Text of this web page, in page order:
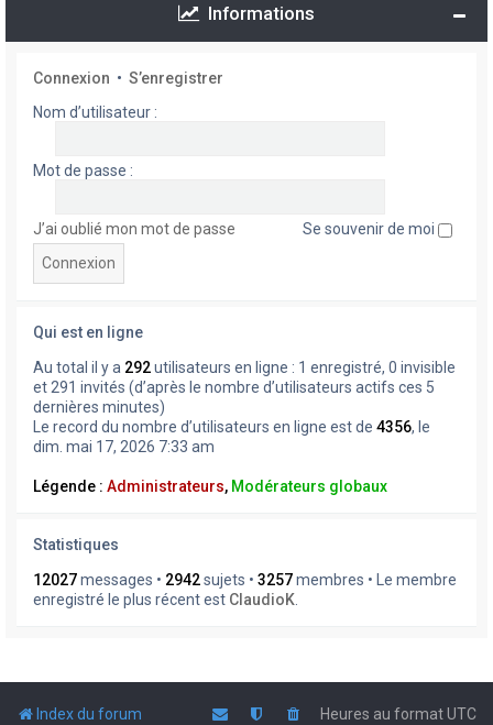
Informations
Connexion • S’enregistrer
Nom d’utilisateur :
Mot de passe :
J’ai oublié mon mot de passe Se souvenir de moi
Qui est en ligne
Au total il y a 292utilisateurs en ligne : 1 enregistré, 0 invisible
et 291 invités (d’après le nombre d’utilisateurs actifs ces 5
dernières minutes)
Le record du nombre d’utilisateurs en ligne est de 4356, le
dim. mai 17, 2026 7:33 am
Légende : Administrateurs, Modérateurs globaux
Statistiques
12027messages • 2942sujets • 3257membres • Le membre
enregistré le plus récent est ClaudioK
Index du forum Heures au formatUTC